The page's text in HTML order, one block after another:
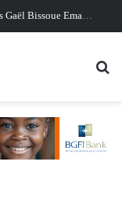
Transition énergétique : l’ingénieur gabonais Gaël Bissoue Emane veut développer des solutions solaires au Gabon